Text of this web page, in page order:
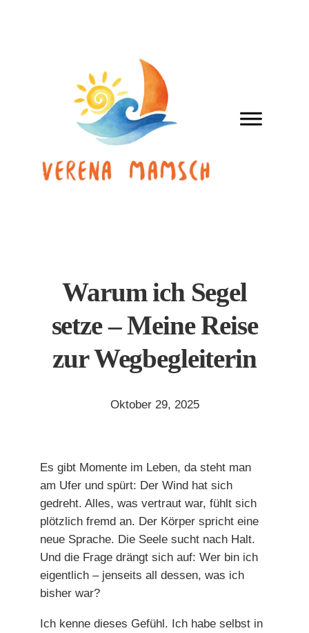
Warum ich Segel
setze – Meine Reise
zur Wegbegleiterin
Oktober 29, 2025
Es gibt Momente im Leben, da steht man
am Ufer und spürt: Der Wind hat sich
gedreht. Alles, was vertraut war, fühlt sich
plötzlich fremd an. Der Körper spricht eine
neue Sprache. Die Seele sucht nach Halt.
Und die Frage drängt sich auf: Wer bin ich
eigentlich – jenseits all dessen, was ich
bisher war?
Ich kenne dieses Gefühl. Ich habe selbst in